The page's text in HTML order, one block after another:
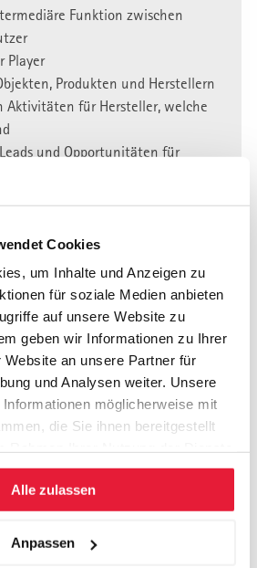
Cookies
um Inhalte und Anzeigen zu
für soziale Medien anbieten
auf unsere Website zu
geben wir Informationen zu Ihrer
Website an unsere Partner für
und Analysen weiter. Unsere
möglicherweise mit
die Sie ihnen bereitgestellt
Alle zulassen
Anpassen
Funktion zwischen
Player
Produkten und Herstellern
Aktivitäten für Hersteller, welche
und Opportunitäten für
geben, um die Zukunft
folglich nicht zur Diskussion.
7. Schluss »
den Publikationen
– Muster AG